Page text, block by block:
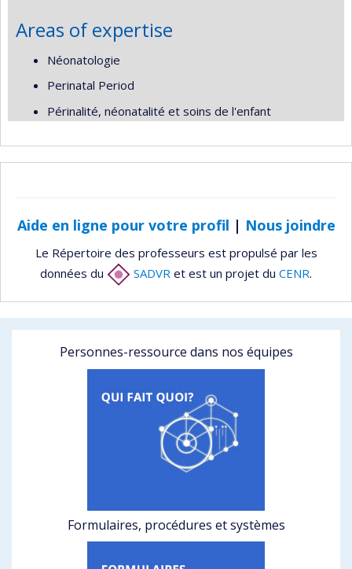
Areas of expertise
Néonatologie
Perinatal Period
Périnalité, néonatalité et soins de l'enfant
Aide en ligne pour votre profil | Nous joindre
Le Répertoire des professeurs est propulsé par les
données du
SADVR et est un projet du CENR.
Personnes-ressource dans nos équipes
Formulaires, procédures et systèmes